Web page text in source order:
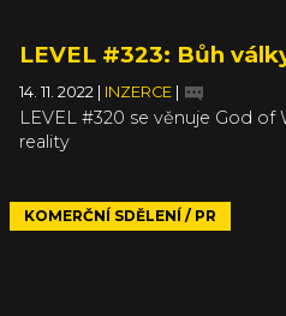
LEVEL #323: Bůh
14. 11. 2022 INZERCE
LEVEL #320 se věnuje God
reality
KOMERČNÍ SDĚLENÍ / PR